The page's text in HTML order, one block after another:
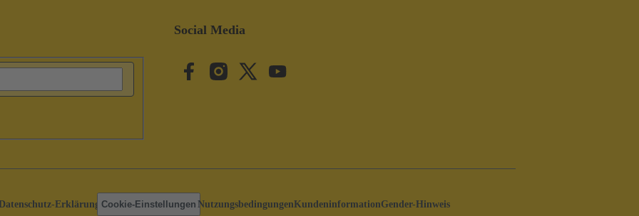
Social Media
Erklärung Cookie-Einstellungen NutzungsbedingungenKundeninformationGender-Hinweis